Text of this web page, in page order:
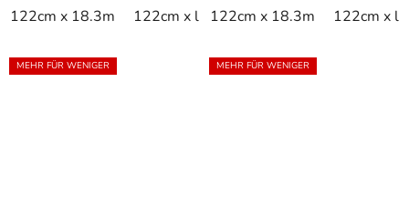
122cm x 18.3m 122cm x linm 60cm x 18.3m 60cm x
122cm x 18.3m 122cm x
MEHR FÜR WENIGER MEHR FÜR WENIGER